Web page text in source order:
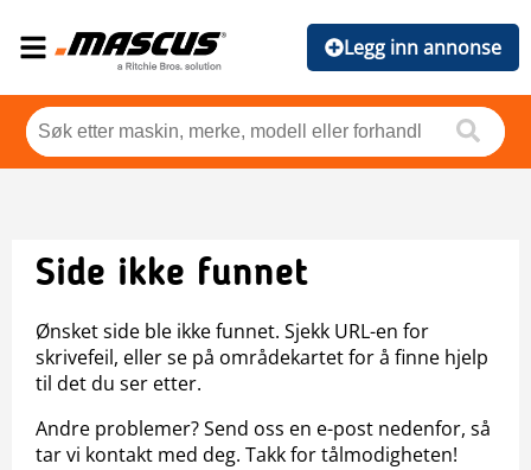
Legg inn annonse
Side ikke funnet
Ønsket side ble ikke funnet. Sjekk URL-en for
skrivefeil, eller se på områdekartet for å finne hjelp
til det du ser etter.
Andre problemer? Send oss en e-post nedenfor, så
tar vi kontakt med deg. Takk for tålmodigheten!